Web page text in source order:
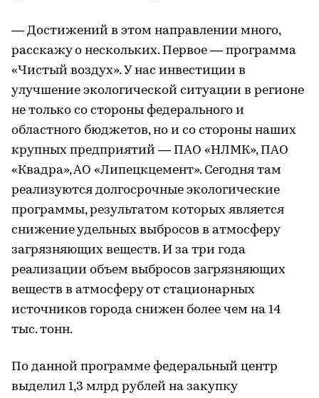
— Достижений в этом направлении много,
расскажу о нескольких. Первое — программа
«Чистый воздух». У нас инвестиции в
улучшение экологической ситуации в регионе
не только со стороны федерального и
областного бюджетов, но и со стороны наших
крупных предприятий — ПАО «НЛМК», ПАО
«Квадра», АО «Липецкцемент». Сегодня там
реализуются долгосрочные экологические
программы, результатом которых является
снижение удельных выбросов в атмосферу
загрязняющих веществ. И за три года
реализации объем выбросов загрязняющих
веществ в атмосферу от стационарных
источников города снижен более чем на 14
тыс. тонн.
По данной программе федеральный центр
выделил 1,3 млрд рублей на закупку